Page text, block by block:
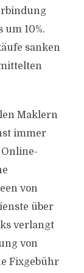
um 10%.
sanken
Maklern
immer
von
über
verlangt
von
Fixgebühr